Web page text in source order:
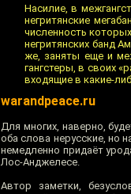
Насилие, в
негритянские
численность
негритянских банд
же, заняты еще и
гангстеры, в своих
входящие в какие-
warandpeace.ru
Для многих, наверно,
оба слова нерусские, но
немедленно придаёт
Лос-Анджелесе.
Автор заметки,